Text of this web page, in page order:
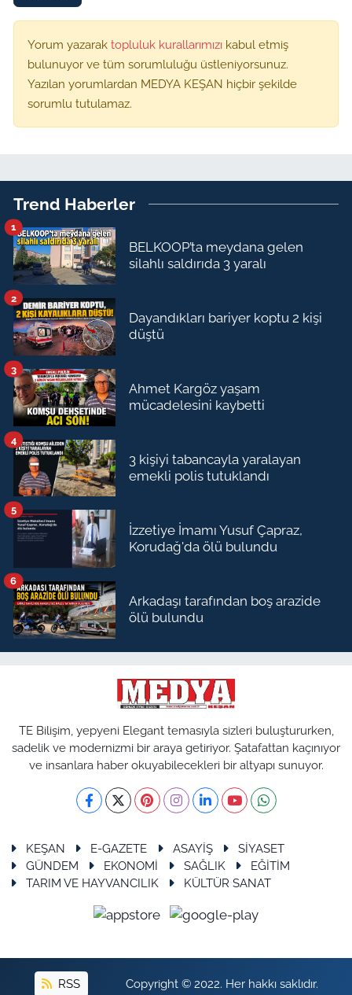
Yorum yazarak topluluk kurallarımızı kabul etmiş
bulunuyor ve tüm sorumluluğu üstleniyorsunuz.
Yazılan yorumlardan MEDYA KEŞAN hiçbir şekilde
sorumlu tutulamaz.
Trend Haberler
BELKOOP’ta meydana gelen
silahlı saldırıda 3 yaralı
1
Dayandıkları bariyer koptu 2 kişi
düştü
2
Ahmet Kargöz yaşam
mücadelesini kaybetti
3
3 kişiyi tabancayla yaralayan
emekli polis tutuklandı
4
İzzetiye İmamı Yusuf Çapraz,
Korudağ'da ölü bulundu
5
Arkadaşı tarafından boş arazide
ölü bulundu
6
TE Bilişim, yepyeni Elegant temasıyla sizleri buluştururken,
sadelik ve modernizmi bir araya getiriyor. Şatafattan kaçınıyor
ve insanlara haber okuyabilecekleri bir altyapı sunuyor.
KEŞAN E-GAZETE ASAYİŞ
SİYASET
GÜNDEM
EKONOMİ SAĞLIK
EĞİTİM
TARIM VE HAYVANCILIK
KÜLTÜR SANAT
RSS Copyright © 2022. Her hakkı saklıdır.